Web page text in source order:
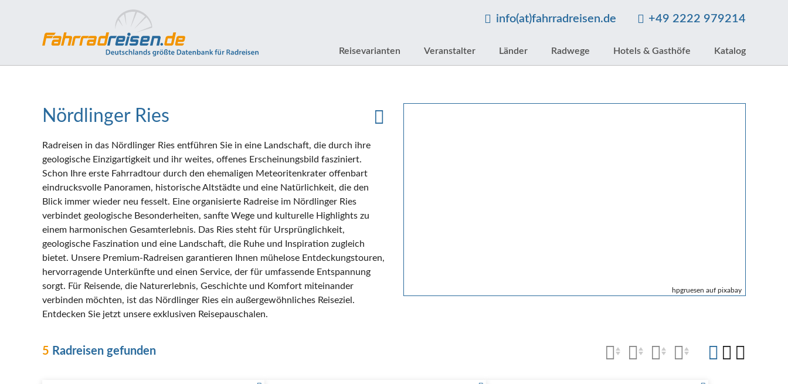
info(at)fahrradreisen.de +49 2222 979214
Reisevarianten Veranstalter Länder Radwege Hotels & Gasthöfe Katalog
hpgruesen auf pixabay
Nördlinger Ries
Radreisen in das Nördlinger Ries entführen Sie in eine Landschaft, die durch ihre
geologische Einzigartigkeit und ihr weites, offenes Erscheinungsbild fasziniert.
Schon Ihre erste Fahrradtour durch den ehemaligen Meteoritenkrater offenbart
eindrucksvolle Panoramen, historische Altstädte und eine Natürlichkeit, die den
Blick immer wieder neu fesselt. Eine organisierte Radreise im Nördlinger Ries
verbindet geologische Besonderheiten, sanfte Wege und kulturelle Highlights zu
einem harmonischen Gesamterlebnis. Das Ries steht für Ursprünglichkeit,
geologische Faszination und eine Landschaft, die Ruhe und Inspiration zugleich
bietet. Unsere Premium-Radreisen garantieren Ihnen mühelose Entdeckungstouren,
hervorragende Unterkünfte und einen Service, der für umfassende Entspannung
sorgt. Für Reisende, die Naturerlebnis, Geschichte und Komfort miteinander
verbinden möchten, ist das Nördlinger Ries ein außergewöhnliches Reiseziel.
Entdecken Sie jetzt unsere exklusiven Reisepauschalen.
5 Radreisen gefunden